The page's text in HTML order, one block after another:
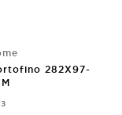
282X97-